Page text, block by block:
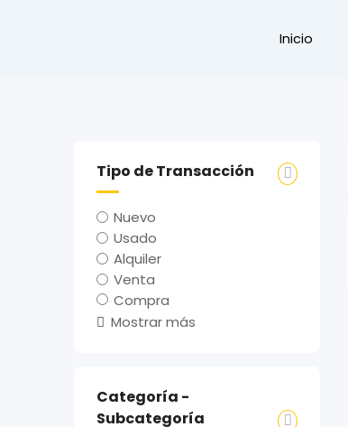
Inicio
Tipo de Transacción
Nuevo
Usado
Alquiler
Venta
Compra
Mostrar más
Categoría -
Subcategoría